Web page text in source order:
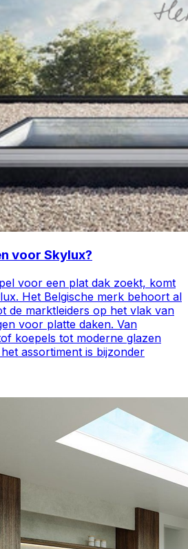
voor Skylux?
voor een plat dak zoekt, komt
Het Belgische merk behoort al
de marktleiders op het vlak van
voor platte daken. Van
koepels tot moderne glazen
assortiment is bijzonder